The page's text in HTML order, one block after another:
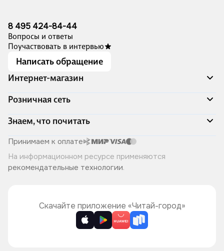
8 495 424-84-44
Вопросы и ответы
Поучаствовать в интервью
Написать обращение
Интернет-магазин
Акции
Доставка и оплата
Программа лояльности
Подарочные сертификаты
Правила продажи
Политика конфиденциальности
Розничная сеть
Адреса магазинов
Книжный Дозор
О компании
Читай-город для бизнеса
Хотите у нас работать?
Знаем, что почитать
Скоро в продаже
Лучшие из лучших
Читай-журнал
Принимаем к оплате
На информационном ресурсе применяются
рекомендательные технологии.
Скачайте приложение «Читай-город»